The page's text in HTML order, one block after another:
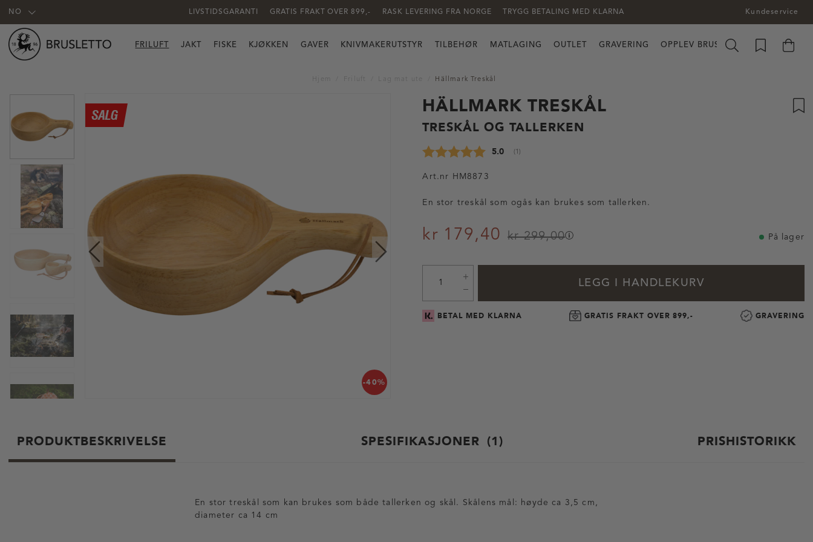
NO LIVSTIDSGARANTI GRATIS FRAKT OVER 899,- RASK LEVERING FRA NORGE TRYGG BETALING MED KLARNA Kundeservice
FRILUFT JAKT FISKE KJØKKEN GAVER KNIVMAKERUTSTYR TILBEHØR MATLAGING OUTLET GRAVERING OPPLEV BRUSLETTO
Hällmark Treskål
-40%
HÄLLMARK TRESKÅL
TRESKÅL OG TALLERKEN
Gjennomsnittskarakter:
5.0 stemmer:
1
Art.nr HM8873
En stor treskål som ogås kan brukes som tallerken.
kr 179,40 kr 299,00 På lager
LEGG I HANDLEKURV
BETAL MED KLARNA GRATIS FRAKT OVER 899,- GRAVERING
PRODUKTBESKRIVELSE SPESIFIKASJONER 1 PRISHISTORIKK
En stor treskål som kan brukes som både tallerken og skål. Skålens mål: høyde ca 3,5 cm,
diameter ca 14 cm